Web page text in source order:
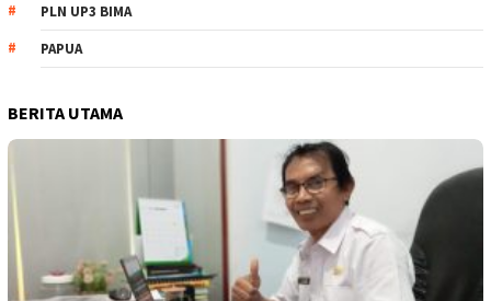
PLN UP3 BIMA
PAPUA
BERITA UTAMA